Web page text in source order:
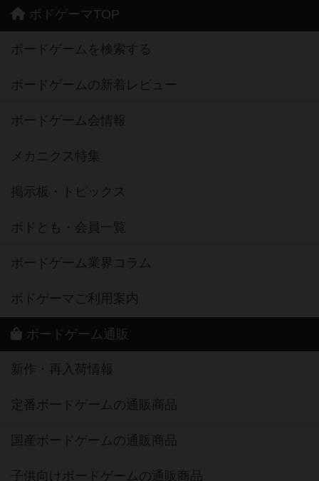
ボドゲーマTOP
ボードゲームを検索する
ボードゲームの新着レビュー
ボードゲーム会情報
メカニクス特集
掲示板・トピックス
ボドとも・会員一覧
ボードゲーム業界コラム
ボドゲーマご利用案内
ボードゲーム通販
新作・再入荷情報
定番ボードゲームの通販商品
国産ボードゲームの通販商品
子供向けボードゲームの通販商品